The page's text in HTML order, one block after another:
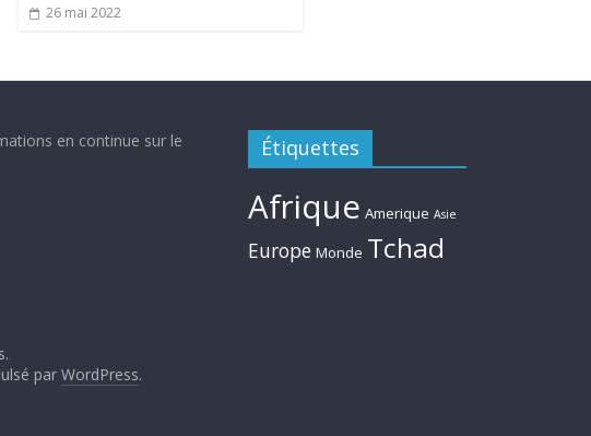
26 mai 2022
en continue sur le
Étiquettes
Afrique Amerique Asie
Europe Monde Tchad
par WordPress.